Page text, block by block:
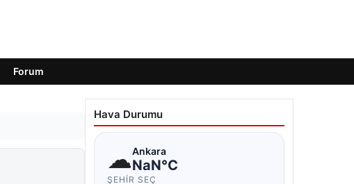
Forum
Hava Durumu
☁Ankara
NaN°C
ŞEHIR SEÇ